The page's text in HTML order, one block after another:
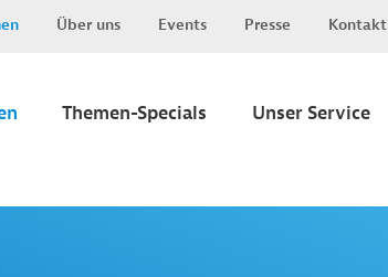
Über uns Events Presse Kontakt
Themen-Specials Unser Service